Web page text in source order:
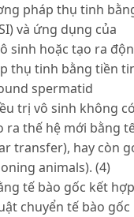
pháp thụ tinh
và ứng dụng của
sinh hoặc tạo ra
thụ tinh bằng tiền
spermatid
trị vô sinh không
ra thế hệ mới bằng
transfer), hay còn
animals). (4)
tế bào gốc kết hợp
chuyển tế bào gốc